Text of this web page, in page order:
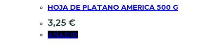
HOJA DE PLATANO AMERICA 500 G
3,25 €
AÑADIR